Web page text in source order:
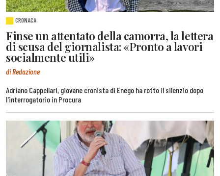
CRONACA
Finse un attentato della camorra, la lettera
di scusa del giornalista: «Pronto a lavori
socialmente utili»
di Redazione
Adriano Cappellari, giovane cronista di Enego ha rotto il silenzio dopo
l'interrogatorio in Procura